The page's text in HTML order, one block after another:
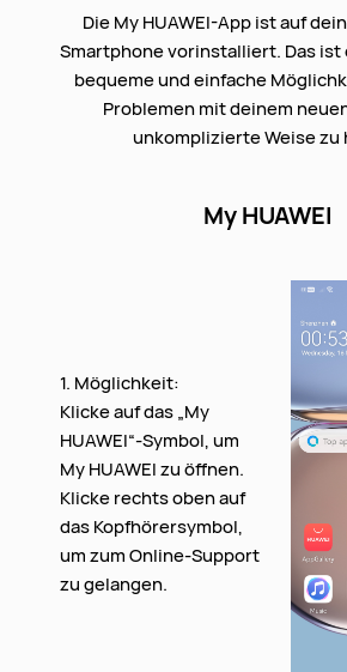
Die My HUAWEI-App ist auf
Smartphone vorinstalliert. Das
bequeme und einfache
Problemen mit deinem
unkomplizierte Weise zu
My HUAWEI
1. Möglichkeit:
Klicke auf das „My
HUAWEI“-Symbol, um
My HUAWEI zu öffnen.
Klicke rechts oben auf
das Kopfhörersymbol,
um zum Online-Support
zu gelangen.